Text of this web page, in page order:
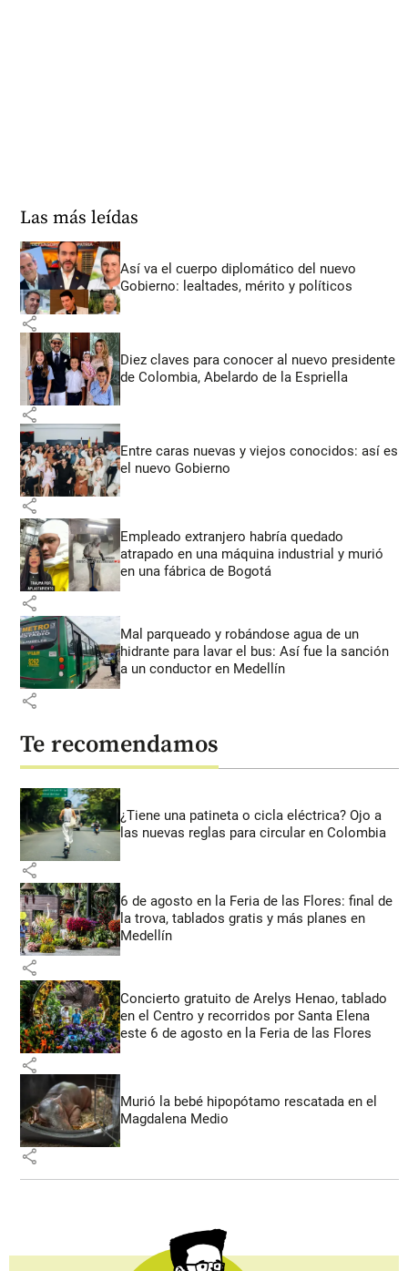
Las más leídas
Así va el cuerpo diplomático del nuevo
Gobierno: lealtades, mérito y políticos
share
Diez claves para conocer al nuevo presidente
de Colombia, Abelardo de la Espriella
share
Entre caras nuevas y viejos conocidos: así es
el nuevo Gobierno
share
Empleado extranjero habría quedado
atrapado en una máquina industrial y murió
en una fábrica de Bogotá
share
Mal parqueado y robándose agua de un
hidrante para lavar el bus: Así fue la sanción
a un conductor en Medellín
share
Te recomendamos
¿Tiene una patineta o cicla eléctrica? Ojo a
las nuevas reglas para circular en Colombia
share
6 de agosto en la Feria de las Flores: final de
la trova, tablados gratis y más planes en
Medellín
share
Concierto gratuito de Arelys Henao, tablado
en el Centro y recorridos por Santa Elena
este 6 de agosto en la Feria de las Flores
share
Murió la bebé hipopótamo rescatada en el
Magdalena Medio
share